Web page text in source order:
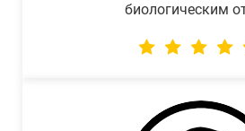
биологическим